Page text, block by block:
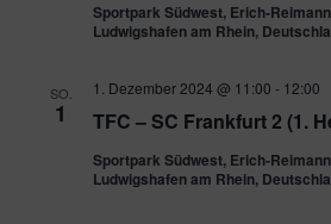
Sportpark Südwest, Erich-
Ludwigshafen am Rhein,
SO.
1 TFC – SC Frankfurt 2 (1.
1. Dezember 2024 @ 11:00 - 12:00
Sportpark Südwest, Erich-
Ludwigshafen am Rhein,